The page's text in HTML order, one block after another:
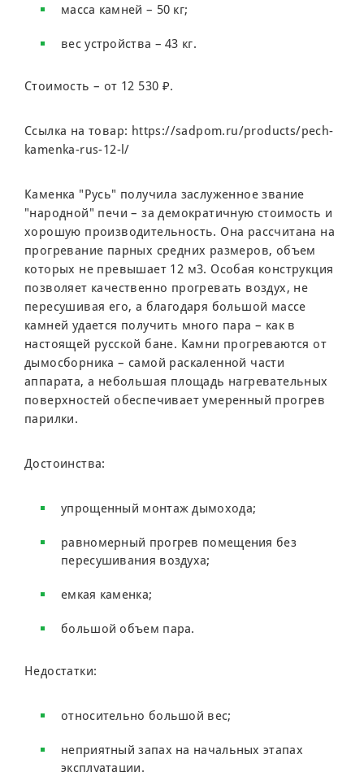
масса камней – 50 кг;
вес устройства – 43 кг.
Стоимость – от 12 530 ₽.
Ссылка на товар: https://sadpom.ru/products/pech-
kamenka-rus-12-l/
Каменка "Русь" получила заслуженное звание
"народной" печи – за демократичную стоимость и
хорошую производительность. Она рассчитана на
прогревание парных средних размеров, объем
которых не превышает 12 м3. Особая конструкция
позволяет качественно прогревать воздух, не
пересушивая его, а благодаря большой массе
камней удается получить много пара – как в
настоящей русской бане. Камни прогреваются от
дымосборника – самой раскаленной части
аппарата, а небольшая площадь нагревательных
поверхностей обеспечивает умеренный прогрев
парилки.
Достоинства:
упрощенный монтаж дымохода;
равномерный прогрев помещения без
пересушивания воздуха;
емкая каменка;
большой объем пара.
Недостатки:
относительно большой вес;
неприятный запах на начальных этапах
эксплуатации.